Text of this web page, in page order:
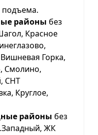
подъема.
районы без
Красное
Горка,
Смолино,
СНТ
Круглое,
районы без
ЖК